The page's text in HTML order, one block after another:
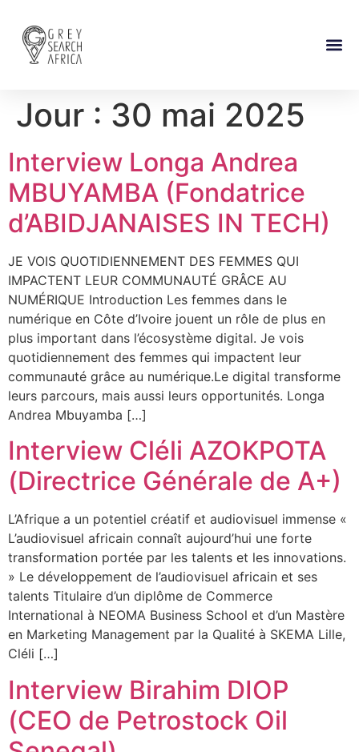
Jour : 30 mai 2025
Interview Longa Andrea
MBUYAMBA (Fondatrice
d’ABIDJANAISES IN TECH)
JE VOIS QUOTIDIENNEMENT DES FEMMES QUI
IMPACTENT LEUR COMMUNAUTÉ GRÂCE AU
NUMÉRIQUE Introduction Les femmes dans le
numérique en Côte d’Ivoire jouent un rôle de plus en
plus important dans l’écosystème digital. Je vois
quotidiennement des femmes qui impactent leur
communauté grâce au numérique.Le digital transforme
leurs parcours, mais aussi leurs opportunités. Longa
Andrea Mbuyamba […]
Interview Cléli AZOKPOTA
(Directrice Générale de A+)
L’Afrique a un potentiel créatif et audiovisuel immense «
L’audiovisuel africain connaît aujourd’hui une forte
transformation portée par les talents et les innovations.
» Le développement de l’audiovisuel africain et ses
talents Titulaire d’un diplôme de Commerce
International à NEOMA Business School et d’un Mastère
en Marketing Management par la Qualité à SKEMA Lille,
Cléli […]
Interview Birahim DIOP
(CEO de Petrostock Oil